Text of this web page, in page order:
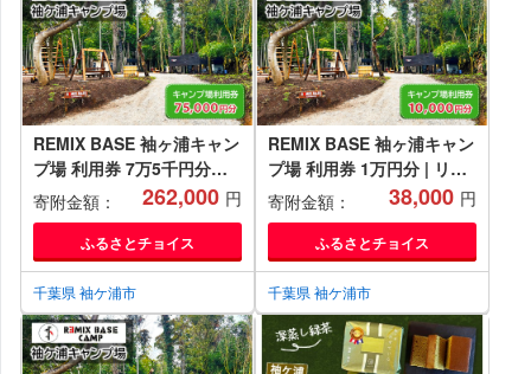
REMIX BASE 袖ヶ浦キャン
プ場 利用券 7万5千円分
(BH-75) | リミックス 宿泊
BBQ 遊ぶ 焚火 キャンプ 広
い 貸切 オート テント アク
ティビティ 自然 アクアライ
ン 関東 千葉 房総 袖ケ浦
[0397ch]
寄附金額： 262,000 円
ふるさとチョイス
千葉県 袖ケ浦市
REMIX BASE 袖ヶ浦キャン
プ場 利用券 1万円分 | リミ
ックス 宿泊 BBQ 遊ぶ 焚火
キャンプ 広い 貸切 オート
テント アクティビティ 自然
アクアライン 関東 千葉 房
総 袖ケ浦 [0395ch]
寄附金額： 38,000 円
ふるさとチョイス
千葉県 袖ケ浦市